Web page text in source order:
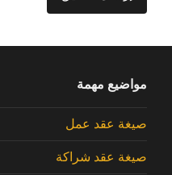
مواضيع مهمة
صيغة عقد عمل
صيغة عقد شراكة